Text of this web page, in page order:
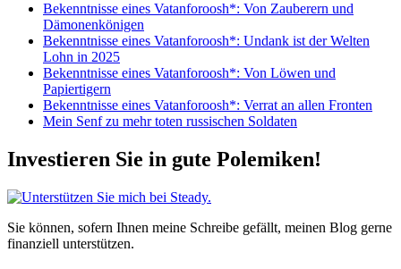
Bekenntnisse eines Vatanforoosh*: Von Zauberern und
Dämonenkönigen
Bekenntnisse eines Vatanforoosh*: Undank ist der Welten
Lohn in 2025
Bekenntnisse eines Vatanforoosh*: Von Löwen und
Papiertigern
Bekenntnisse eines Vatanforoosh*: Verrat an allen Fronten
Mein Senf zu mehr toten russischen Soldaten
Investieren Sie in gute Polemiken!
Sie können, sofern Ihnen meine Schreibe gefällt, meinen Blog gerne
finanziell unterstützen.